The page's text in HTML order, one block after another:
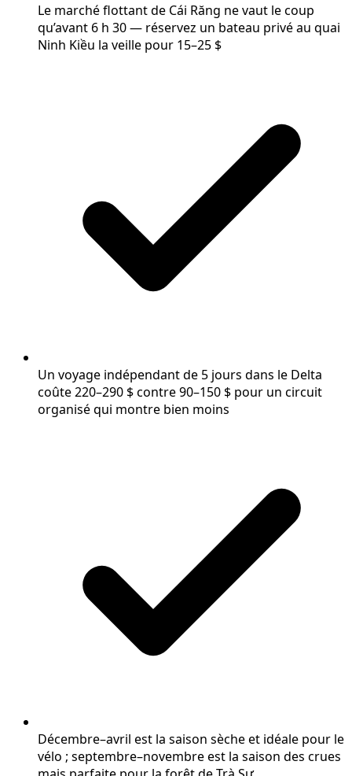
Le marché flottant de Cái Răng ne vaut le coup
qu’avant 6 h 30 — réservez un bateau privé au quai
Ninh Kiều la veille pour 15–25 $
Un voyage indépendant de 5 jours dans le Delta
coûte 220–290 $ contre 90–150 $ pour un circuit
organisé qui montre bien moins
Décembre–avril est la saison sèche et idéale pour le
vélo ; septembre–novembre est la saison des crues